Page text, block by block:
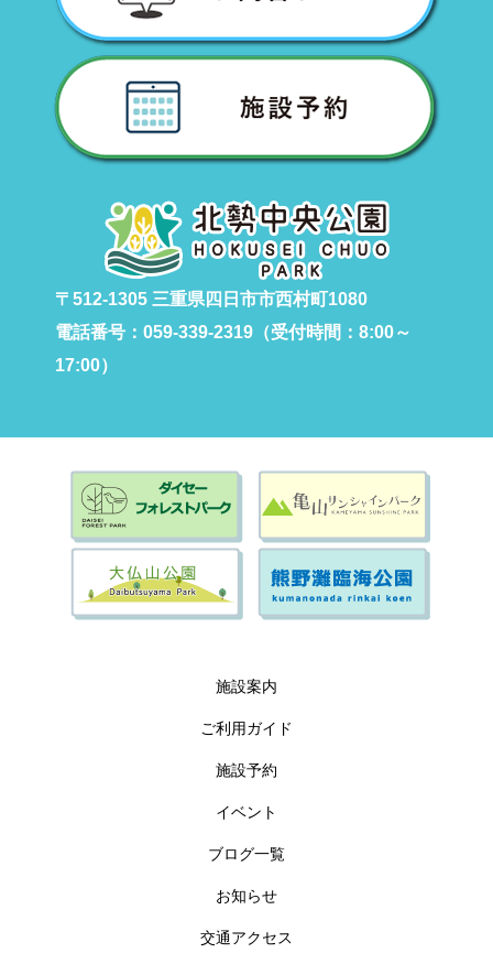
〒512-1305 三重県四日市市西村町1080
電話番号：059-339-2319（受付時間：8:00～
17:00）
施設案内
ご利用ガイド
施設予約
イベント
ブログ一覧
お知らせ
交通アクセス